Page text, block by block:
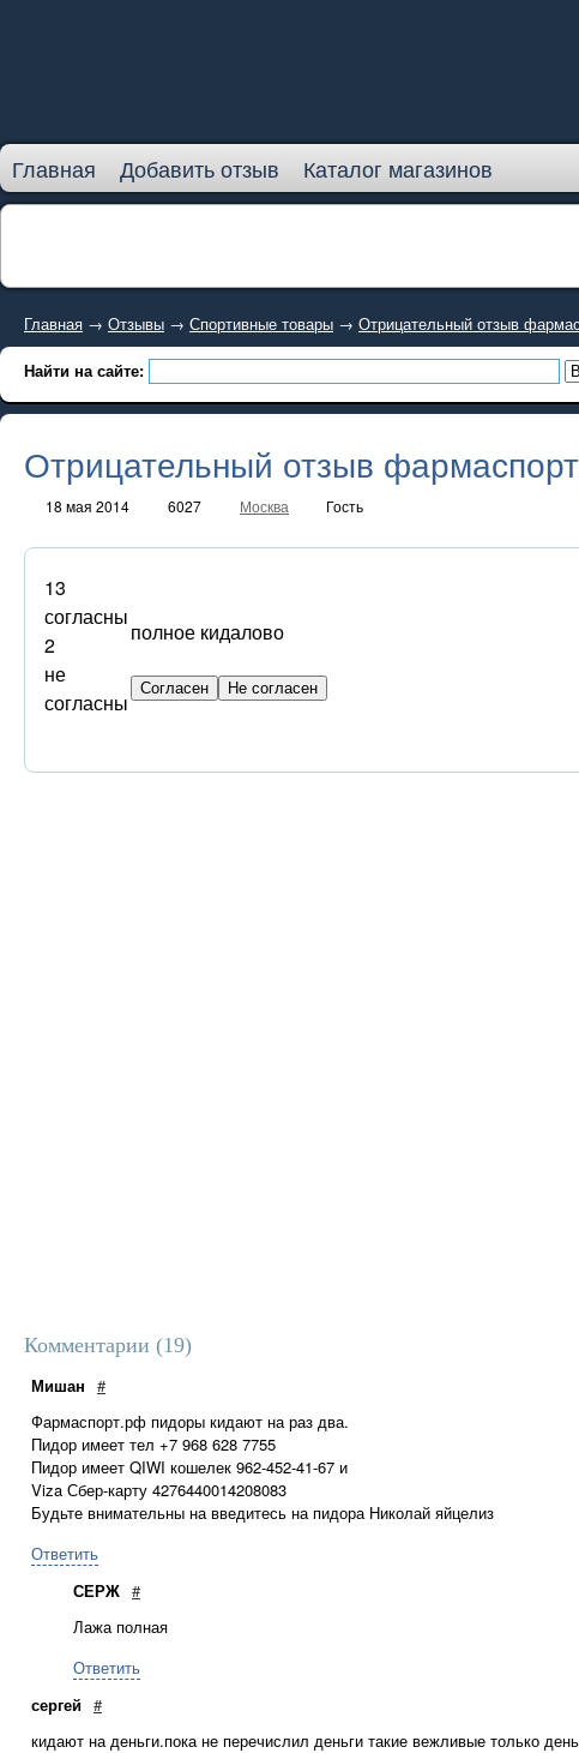
Главная Добавить отзыв Каталог магазинов
Главная → Отзывы → Спортивные товары → Отрицательный отзыв
Найти на сайте:
Отрицательный отзыв
18 мая 2014 6027 Москва Гость
13
согласны
2
не
согласны
полное кидалово
Комментарии (19)
Мишан #
Фармаспорт.рф пидоры кидают на раз два.
Пидор имеет тел +7 968 628 7755
Пидор имеет QIWI кошелек 962-452-41-67 и
Viza Сбер-карту 4276440014208083
Будьте внимательны на введитесь на пидора Николай яйцелиз
Ответить
СЕРЖ #
Лажа полная
Ответить
сергей #
кидают на деньги.пока не перечислил деньги такие вежливые только